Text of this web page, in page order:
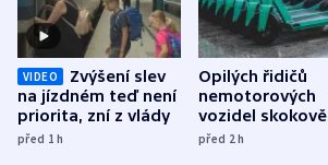
VIDEO
Zvýšení slev
na jízdném teď není
priorita, zní z vlády
před 1h
Opilých řidičů
nemotorových
vozidel skokově
přibylo, nejvíc ve
před 2h